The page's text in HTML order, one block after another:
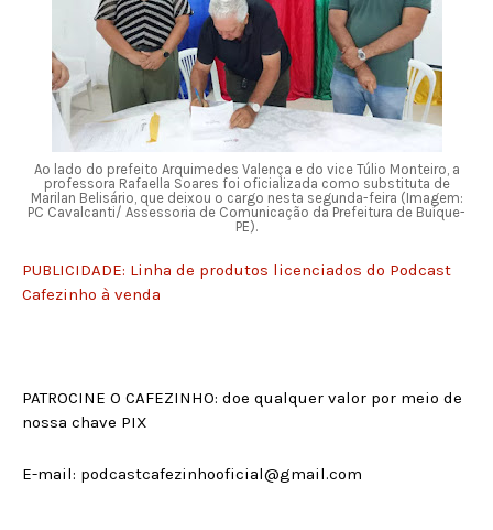
Ao lado do prefeito Arquimedes Valença e do vice Túlio Monteiro, a
professora Rafaella Soares foi oficializada como substituta de
Marilan Belisário, que deixou o cargo nesta segunda-feira (Imagem:
PC Cavalcanti/ Assessoria de Comunicação da Prefeitura de Buíque-
PE).
PUBLICIDADE: Linha de produtos licenciados do Podcast
Cafezinho à venda
PATROCINE O CAFEZINHO: doe qualquer valor por meio de
nossa chave PIX
E-mail: podcastcafezinhooficial@gmail.com